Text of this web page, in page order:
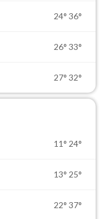
24° 36°
26° 33°
27° 32°
11° 24°
13° 25°
22° 37°